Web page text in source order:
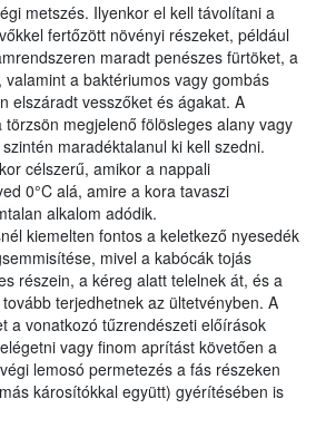
metszés. Ilyenkor el kell távolítani a
fertőzött növényi részeket, például
maradt penészes fürtöket, a
a baktériumos vagy gombás
elszáradt vesszőket és ágakat. A
megjelenő fölösleges alany vagy
maradéktalanul ki kell szedni.
célszerű, amikor a nappali
0°C alá, amire a kora tavaszi
alkalom adódik.
kiemelten fontos a keletkező nyesedék
mivel a kabócák tojás
részein, a kéreg alatt telelnek át, és a
terjedhetnek az ültetvényben. A
a vonatkozó tűzrendészeti előírások
vagy finom aprítást követően a
lemosó permetezés a fás részeken
károsítókkal együtt) gyérítésében is